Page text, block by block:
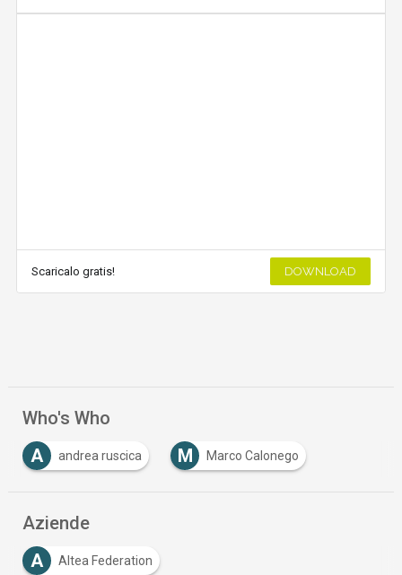
Scaricalo gratis! DOWNLOAD
Who's Who
A
andrea ruscica M Marco Calonego
Aziende
A
Altea Federation